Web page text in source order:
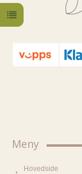
Meny
Hovedside